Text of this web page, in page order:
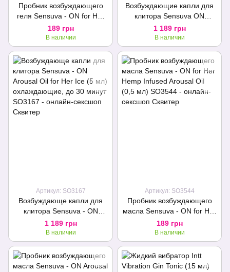
Пробник возбуждающего
геля Sensuva - ON for Her
Arousal Gel Coffee Cake (4
мл)
189 грн
В наличии
Возбуждающие капли для
клитора Sensuva ON
Arousal Oil for Her Chocolate
(5 мл) со вкусом шоколада
1 189 грн
В наличии
Артикул: SO3167
Возбуждающе капли для
клитора Sensuva - ON
Arousal Oil for Her Ice (5 мл)
охлаждающие, до 30 минут
1 189 грн
В наличии
Артикул: SO3544
Пробник возбуждающего
масла Sensuva - ON for Her
Hemp Infused Arousal Oil
(0,5 мл)
189 грн
В наличии